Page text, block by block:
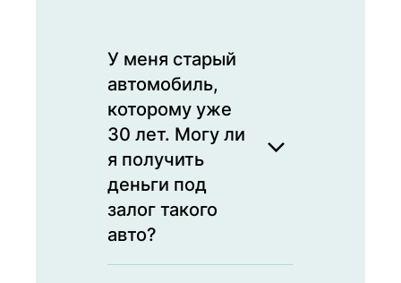
У меня старый
автомобиль,
которому уже
30 лет. Могу ли
я получить
деньги под
залог такого
авто?